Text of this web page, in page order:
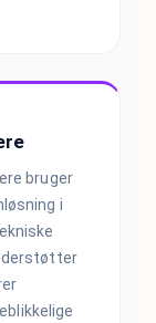
bruger
i